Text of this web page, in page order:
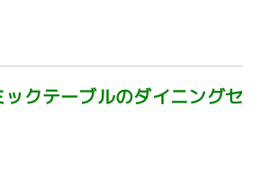
クテーブルのダイニングセ